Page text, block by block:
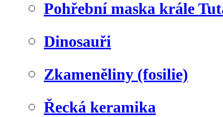
Pohřební maska krále
Dinosauři
Zkameněliny (fosilie)
Řecká keramika